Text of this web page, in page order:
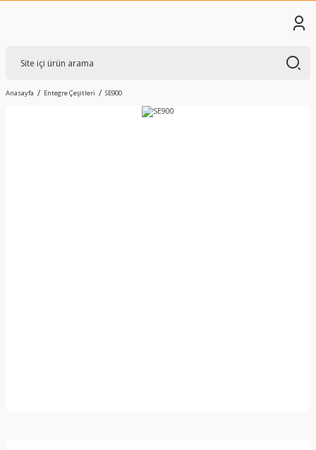
Anasayfa Entegre Çeşitleri SE900